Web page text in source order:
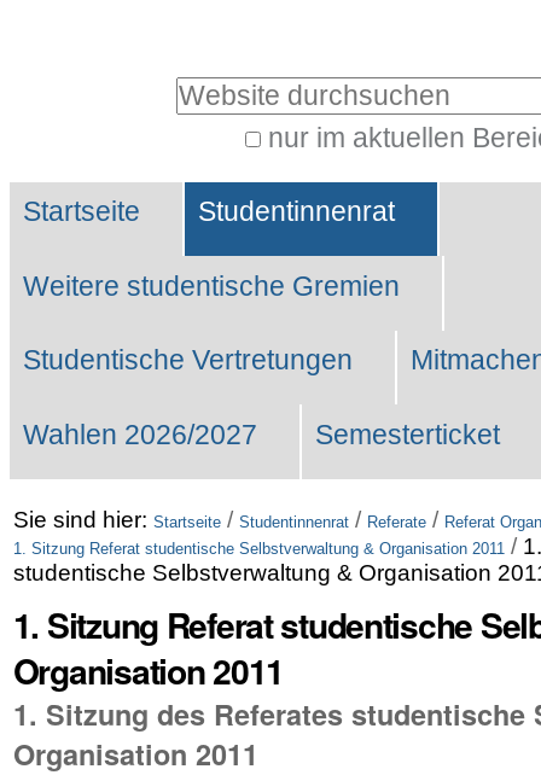
Website durchsuchen
nur im aktuellen
Suche…
Sektionen
Startseite Studentinnenrat
Weitere studentische Gremien
Studentische Vertretungen
Wahlen 2026/2027 Semesterticket
Sie sind hier: Startseite / Studentinnenrat / Referate / Referat
1. Sitzung Referat studentische Selbstverwaltung & Organisation 2011 /
studentische Selbstverwaltung & Organisation
1. Sitzung Referat studentische
Organisation 2011
1. Sitzung des Referates
Organisation 2011